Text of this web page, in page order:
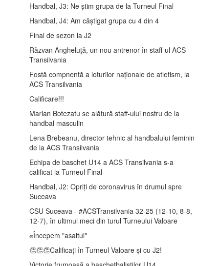
Handbal, J3: Ne știm grupa de la Turneul Final
Handbal, J4: Am câștigat grupa cu 4 din 4
Final de sezon la J2
Răzvan Angheluță, un nou antrenor în staff-ul ACS
Transilvania
Fostă compnentă a loturilor naționale de atletism, la
ACS Transilvania
Calificare!!!
Marian Botezatu se alătură staff-ului nostru de la
handbal masculin
Lena Brebeanu, director tehnic al handbalului feminin
de la ACS Transilvania
Echipa de baschet U14 a ACS Transilvania s-a
calificat la Turneul Final
Handbal, J2: Opriți de coronavirus în drumul spre
Suceava
CSU Suceava - #ACSTransilvania 32-25 (12-10, 8-8,
12-7), în ultimul meci din turul Turneului Valoare
✊Începem "asaltul"
👏👏👏Calificați în Turneul Valoare și cu J2!